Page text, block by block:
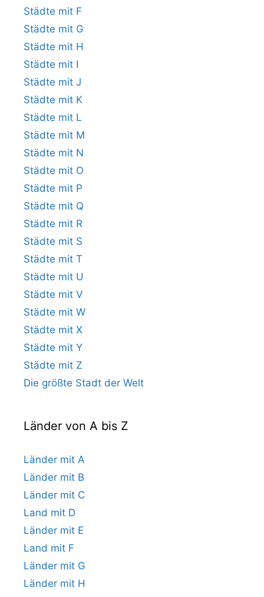
Städte mit F
Städte mit G
Städte mit H
Städte mit I
Städte mit J
Städte mit K
Städte mit L
Städte mit M
Städte mit N
Städte mit O
Städte mit P
Städte mit Q
Städte mit R
Städte mit S
Städte mit T
Städte mit U
Städte mit V
Städte mit W
Städte mit X
Städte mit Y
Städte mit Z
Die größte Stadt der Welt
Länder von A bis Z
Länder mit A
Länder mit B
Länder mit C
Land mit D
Länder mit E
Land mit F
Länder mit G
Länder mit H